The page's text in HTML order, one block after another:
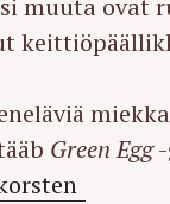
Green Egg-